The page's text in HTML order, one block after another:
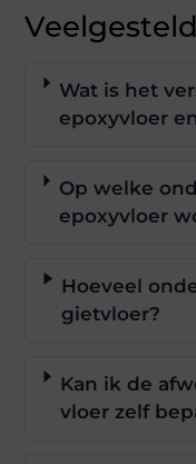
Wat is het
epoxyvloer
Op welke
epoxyvloer
Hoeveel
gietvloer?
Kan ik de
vloer zelf